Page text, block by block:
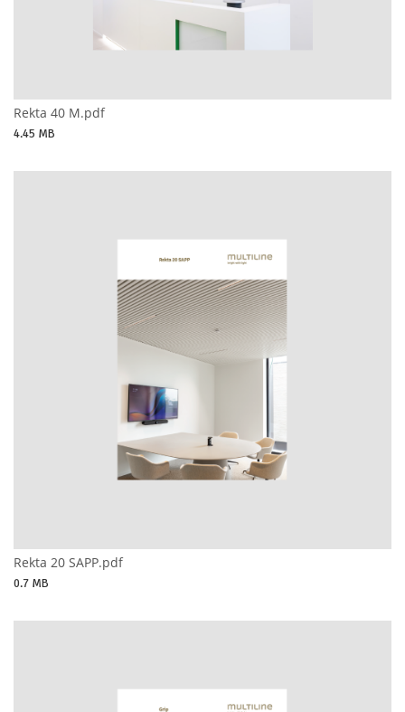
Rekta 40 M.pdf
4.45 MB
Rekta 20 SAPP.pdf
0.7 MB